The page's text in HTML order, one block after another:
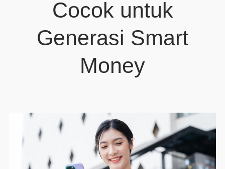
Cocok untuk
Generasi Smart
Money